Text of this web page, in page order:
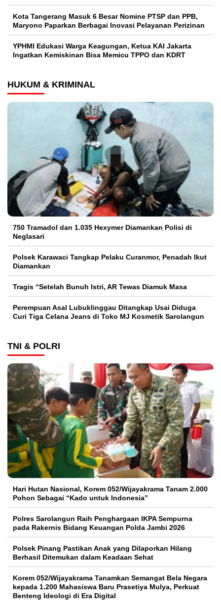
Kota Tangerang Masuk 6 Besar Nomine PTSP dan PPB,
Maryono Paparkan Berbagai Inovasi Pelayanan Perizinan
YPHMI Edukasi Warga Keagungan, Ketua KAI Jakarta
Ingatkan Kemiskinan Bisa Memicu TPPO dan KDRT
HUKUM & KRIMINAL
750 Tramadol dan 1.035 Hexymer Diamankan Polisi di
Neglasari
Polsek Karawaci Tangkap Pelaku Curanmor, Penadah Ikut
Diamankan
Tragis “Setelah Bunuh Istri, AR Tewas Diamuk Masa
Perempuan Asal Lubuklinggau Ditangkap Usai Diduga
Curi Tiga Celana Jeans di Toko MJ Kosmetik Sarolangun
TNI & POLRI
Hari Hutan Nasional, Korem 052/Wijayakrama Tanam 2.000
Pohon Sebagai “Kado untuk Indonesia”
Polres Sarolangun Raih Penghargaan IKPA Sempurna
pada Rakernis Bidang Keuangan Polda Jambi 2026
Polsek Pinang Pastikan Anak yang Dilaporkan Hilang
Berhasil Ditemukan dalam Keadaan Sehat
Korem 052/Wijayakrama Tanamkan Semangat Bela Negara
kepada 1.200 Mahasiswa Baru Prasetiya Mulya, Perkuat
Benteng Ideologi di Era Digital